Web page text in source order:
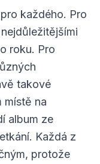
každého. Pro
roku. Pro
takové
místě na
album ze
Každá z
protože